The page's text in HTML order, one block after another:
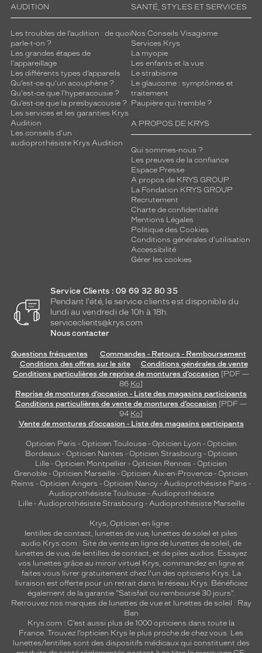
AUDITION
Les troubles de l’audition : de quoi
parle-t-on ?
Les grandes étapes de
l'appareillage
Les différents types d’appareils
Qu’est-ce qu'un acouphène ?
Qu'est-ce que l'hyperacousie ?
Qu’est-ce que la presbyacousie ?
Les services et les garanties Krys
Audition
Les conseils d'un
audioprothésiste Krys Audition
SANTÉ, STYLES ET SERVICES
Nos Conseils Visagisme
Services Krys
La myopie
Les enfants et la vue
Le strabisme
Le glaucome : symptômes et
traitement
Paupière qui tremble ?
A PROPOS DE KRYS
Qui sommes-nous ?
Les preuves de la confiance
Espace Presse
A propos de KRYS GROUP
La Fondation KRYS GROUP
Recrutement
Charte de confidentialité
Mentions Légales
Politique des Cookies
Conditions générales d'utilisation
Accessibilité
Gérer les cookies
Service Clients : 09 69 32 80 35
Pendant l'été, le service clients est disponible du
lundi au vendredi de 10h à 18h.
serviceclients@krys.com
Nous contacter
Questions fréquentes
Commandes - Retours - Remboursement
Conditions des offres sur le site
Conditions générales de vente
Conditions particulières de reprise de montures d’occasion [PDF —
86 Ko]
Reprise de montures d’occasion - Liste des magasins participants
Conditions particulières de vente de montures d’occasion [PDF —
94 Ko]
Vente de montures d’occasion - Liste des magasins participants
Opticien Paris - Opticien Toulouse- Opticien Lyon - Opticien
Bordeaux- Opticien Nantes - Opticien Strasbourg - Opticien
Lille - Opticien Montpellier - Opticien Rennes - Opticien
Grenoble - Opticien Marseille - Opticien Aix-en-Provence - Opticien
Reims - Opticien Angers - Opticien Nancy - Audioprothésiste Paris -
Audioprothésiste Toulouse- Audioprothésiste
Lille- Audioprothésiste Strasbourg - Audioprothésiste Marseille
Krys, Opticien en ligne :
lentilles de contact, lunettes de vue, lunettes de soleil et piles
audio Krys.com : Site de vente en ligne de lunettes de soleil, de
lunettes de vue, de lentilles de contact, et de piles audios. Essayez
vos lunettes grâce au miroir virtuel Krys, commandez en ligne et
faites vous livrer gratuitement chez l'un des opticiens Krys. La
livraison est offerte pour un retrait dans le réseau Krys. Bénéficiez
également de la garantie "Satisfait ou remboursé 30 jours".
Retrouvez nos marques de lunettes de vue et lunettes de soleil : Ray
Ban
Krys.com : C’est aussi plus de 1000 opticiens dans toute la
France. Trouvez l’opticien Krys le plus proche de chez vous. Les
lunettes/lentilles sont des dispositifs médicaux qui constituent des